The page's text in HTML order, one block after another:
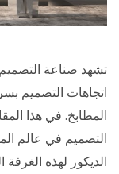
تشهد صناعة التصميم
اتجاهات التصميم
المطابخ. في هذا
التصميم في عالم
الديكور لهذه